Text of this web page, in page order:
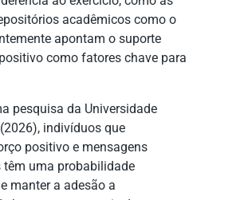
acadêmicos como o
apontam o suporte
como fatores chave para
pesquisa da Universidade
indivíduos que
positivo e mensagens
têm uma probabilidade
manter a adesão a